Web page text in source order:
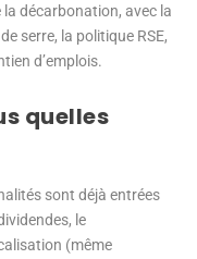
décarbonation, avec la
serre, la politique RSE,
d’emplois.
quelles
sont déjà entrées
le
(même